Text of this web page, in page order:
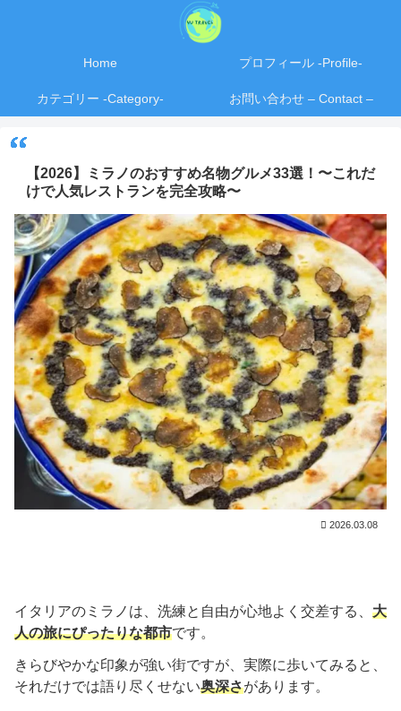
Home プロフィール -Profile-
カテゴリー -Category- お問い合わせ – Contact –
【2026】ミラノのおすすめ名物グルメ33選！〜これだ
けで人気レストランを完全攻略〜
2026.03.08
イタリアのミラノは、洗練と自由が心地よく交差する、 大
人の旅にぴったりな都市です。
きらびやかな印象が強い街ですが、実際に歩いてみると、
それだけでは語り尽くせない奥深さがあります。